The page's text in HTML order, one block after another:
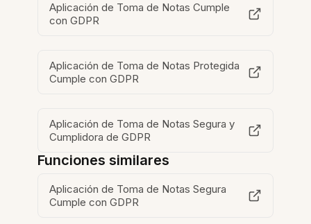
Aplicación de Toma de Notas Cumple
con GDPR
Aplicación de Toma de Notas Protegida
Cumple con GDPR
Aplicación de Toma de Notas Segura y
Cumplidora de GDPR
Funciones similares
Aplicación de Toma de Notas Segura
Cumple con GDPR